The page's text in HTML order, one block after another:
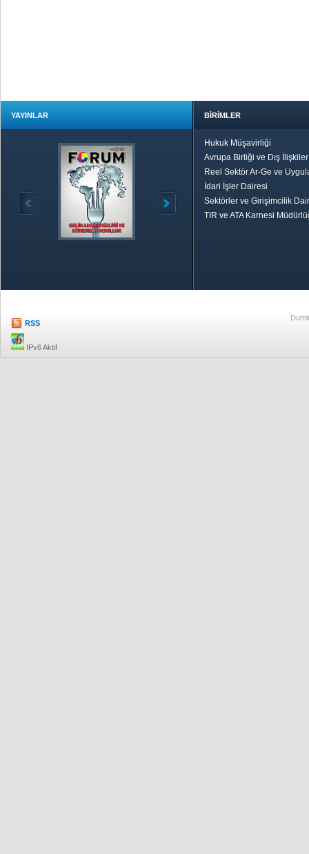
YAYINLAR BİRİMLER
Hukuk Müşavirliği
Avrupa Birliği ve Dış
Reel Sektör Ar-Ge ve
İdari İşler Dairesi
Sektörler ve Girişimcilik
TIR ve ATA Karnesi
RSS
IPv6 Aktif